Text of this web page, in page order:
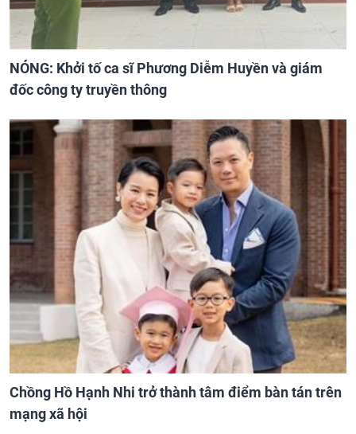
NÓNG: Khởi tố ca sĩ Phương Diễm Huyền và giám
đốc công ty truyền thông
Chồng Hồ Hạnh Nhi trở thành tâm điểm bàn tán trên
mạng xã hội